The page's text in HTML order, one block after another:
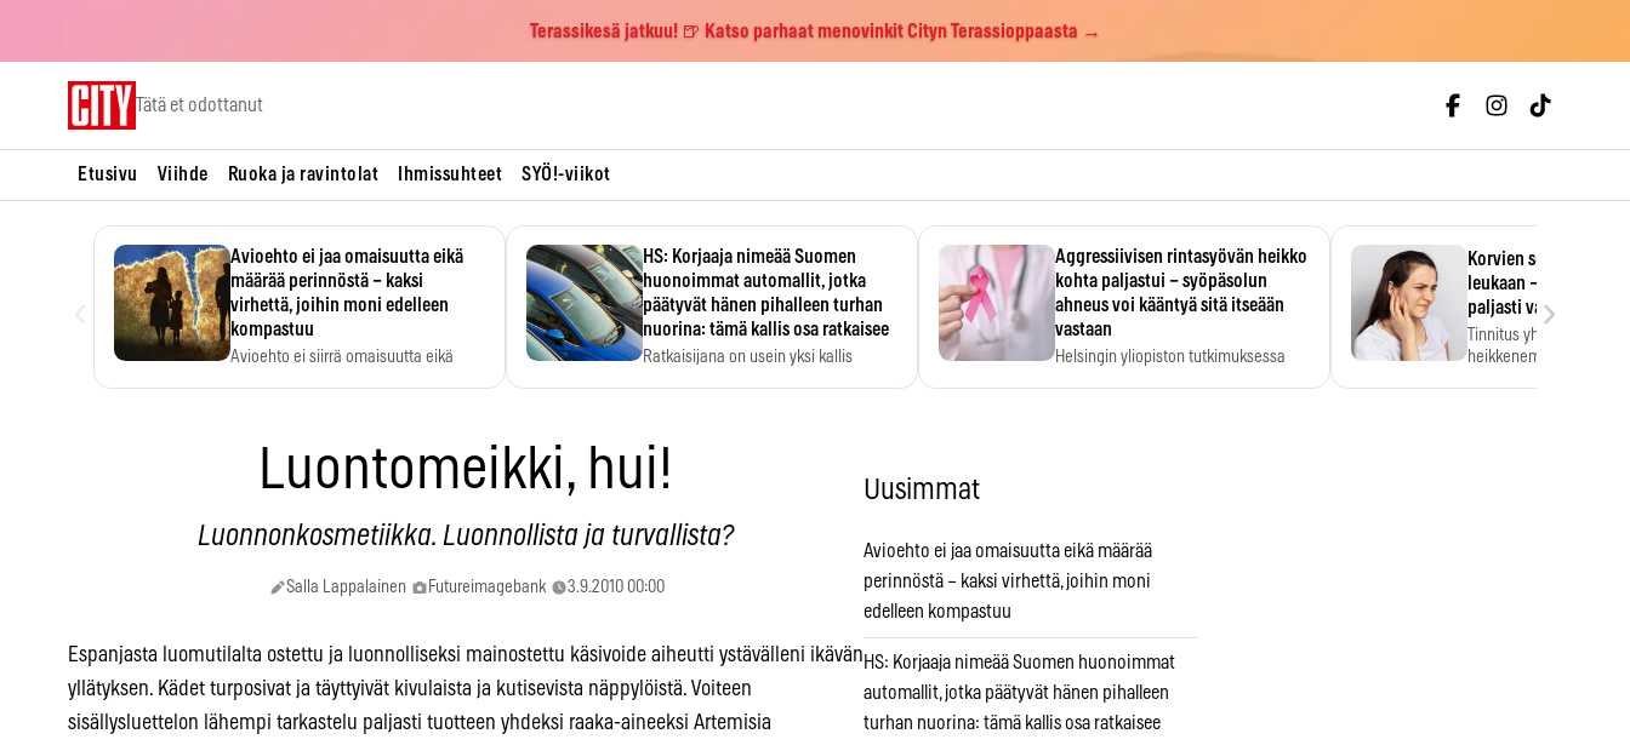
Terassikesä jatkuu! 🍺 Katso parhaat menovinkit Cityn Terassioppaasta →
Tätä et odottanut
Etusivu Viihde Ruoka ja ravintolat Ihmissuhteet SYÖ!-viikot
Avioehto ei jaa omaisuutta eikä
määrää perinnöstä – kaksi
virhettä, joihin moni edelleen
kompastuu
Avioehto ei siirrä omaisuutta eikä
HS: Korjaaja nimeää Suomen
huonoimmat automallit, jotka
päätyvät hänen pihalleen turhan
nuorina: tämä kallis osa ratkaisee
Ratkaisijana on usein yksi kallis
Aggressiivisen rintasyövän heikko
kohta paljastui – syöpäsolun
ahneus voi kääntyä sitä itseään
vastaan
Helsingin yliopiston tutkimuksessa
Korvien soiminen
leukaan – 47 349
paljasti vahvan
Tinnitus yhdistetään
heikkenemiseen.
›
Luontomeikki, hui!
Luonnonkosmetiikka. Luonnollista ja turvallista?
Salla Lappalainen Futureimagebank 3.9.2010 00:00
Espanjasta luomutilalta ostettu ja luonnolliseksi mainostettu käsivoide aiheutti ystävälleni ikävän
yllätyksen. Kädet turposivat ja täyttyivät kivulaista ja kutisevista näppylöistä. Voiteen
sisällysluettelon lähempi tarkastelu paljasti tuotteen yhdeksi raaka-aineeksi Artemisia
Uusimmat
Avioehto ei jaa omaisuutta eikä määrää
perinnöstä – kaksi virhettä, joihin moni
edelleen kompastuu
HS: Korjaaja nimeää Suomen huonoimmat
automallit, jotka päätyvät hänen pihalleen
turhan nuorina: tämä kallis osa ratkaisee